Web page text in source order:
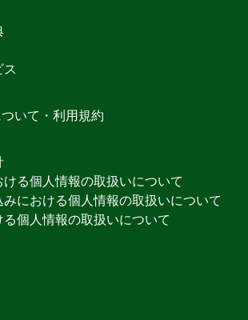
ス
いて・利用規約
る個人情報の取扱いについて
における個人情報の取扱いについて
個人情報の取扱いについて